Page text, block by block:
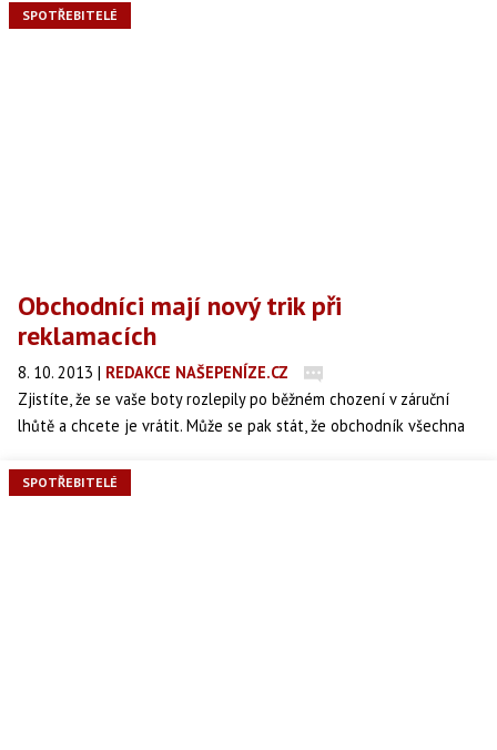
přesvědčeni, že i po 1. lednu 2014 zůstane záruka zachována
SPOTŘEBITELÉ
Obchodníci mají nový trik při
reklamacích
8. 10. 2013 | REDAKCE NAŠEPENÍZE.CZ
Zjistíte, že se vaše boty rozlepily po běžném chození v záruční
lhůtě a chcete je vrátit. Může se pak stát, že obchodník všechna
vám je opraví kvůli „udržení dobrých vztahů se zákazníkem“. Tímto
SPOTŘEBITELÉ